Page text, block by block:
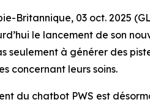
Britannique, 03 oct. 2025
le lancement de son
seulement à générer des
concernant leurs soins.
du chatbot PWS est